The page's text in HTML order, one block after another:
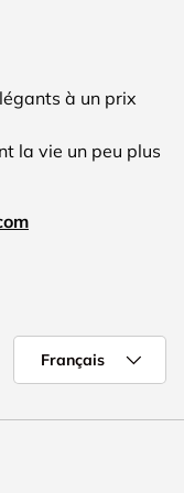
à un prix
la vie un peu plus
Français